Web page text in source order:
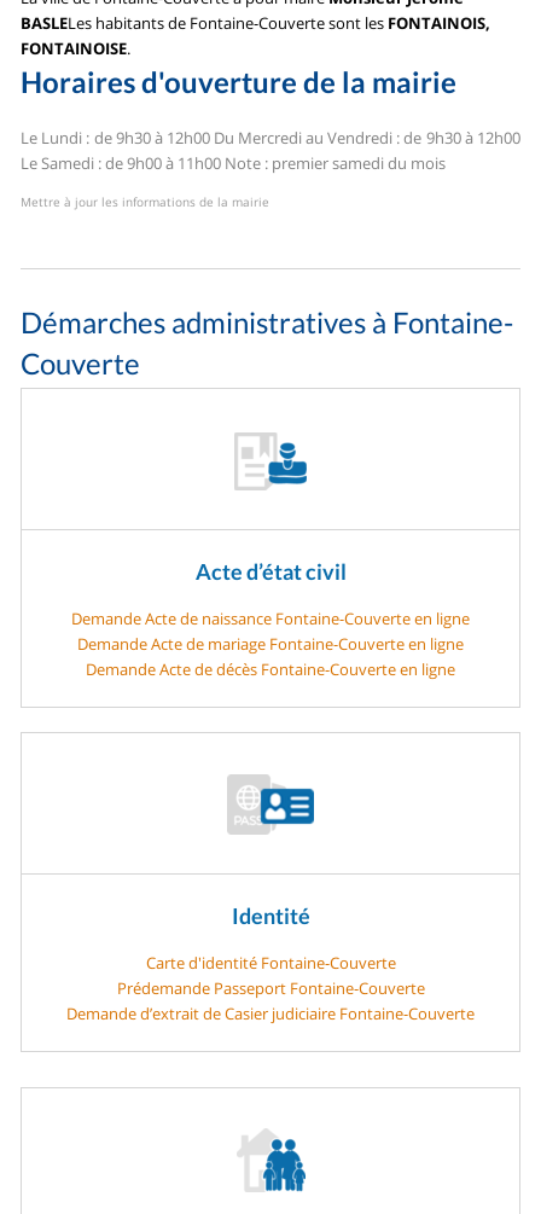
BASLELes habitants de Fontaine-Couverte sont les FONTAINOIS,
FONTAINOISE.
Horaires d'ouverture de la mairie
Le Lundi : de 9h30 à 12h00Du Mercredi au Vendredi : de 9h30 à 12h00
Le Samedi : de 9h00 à 11h00 Note : premier samedi du mois
Mettre à jour les informations de la mairie
Démarches administratives à Fontaine-
Couverte
Acte d’état civil
Demande Acte de naissance Fontaine-Couverte en ligne
Demande Acte de mariage Fontaine-Couverte en ligne
Demande Acte de décès Fontaine-Couverte en ligne
Identité
Carte d'identité Fontaine-Couverte
Prédemande Passeport Fontaine-Couverte
Demande d’extrait de Casier judiciaire Fontaine-Couverte